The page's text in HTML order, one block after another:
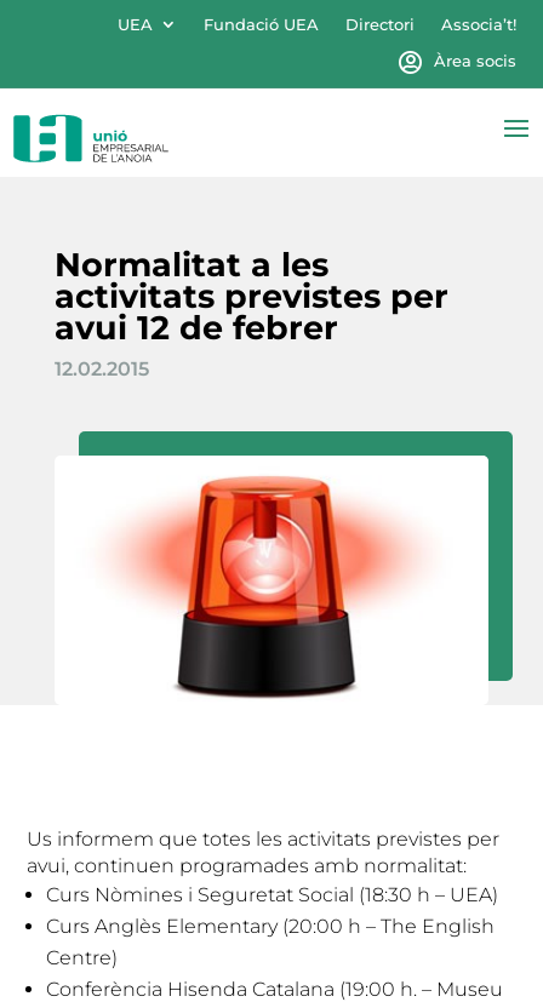
UEA Fundació UEA Directori
Associa’t!
Àrea socis
Normalitat a les
activitats previstes per
avui 12 de febrer
12.02.2015
Us informem que totes les activitats previstes per
avui, continuen programades amb normalitat:
Curs Nòmines i Seguretat Social (18:30 h – UEA)
Curs Anglès Elementary (20:00 h – The English
Centre)
Conferència Hisenda Catalana (19:00 h. – Museu